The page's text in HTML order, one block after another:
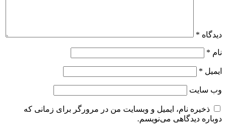
دیدگاه *
نام *
ایمیل *
وب‌ سایت
ذخیره نام، ایمیل و وبسایت من در مرورگر برای زمانی که
دوباره دیدگاهی می‌نویسم.